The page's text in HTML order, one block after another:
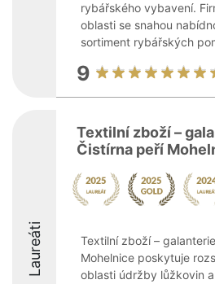
rybářského vybavení.
oblasti se snahou
sortiment rybářských
9
Laureáti
Textilní zboží –
Čistírna peří
Textilní zboží –
Mohelnice poskytuje
oblasti údržby lůžkovin